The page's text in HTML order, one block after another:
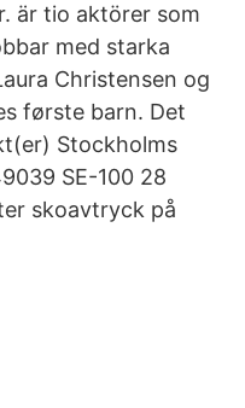
är tio aktörer som
med starka
Christensen og
første barn. Det
Stockholms
SE-100 28
skoavtryck på